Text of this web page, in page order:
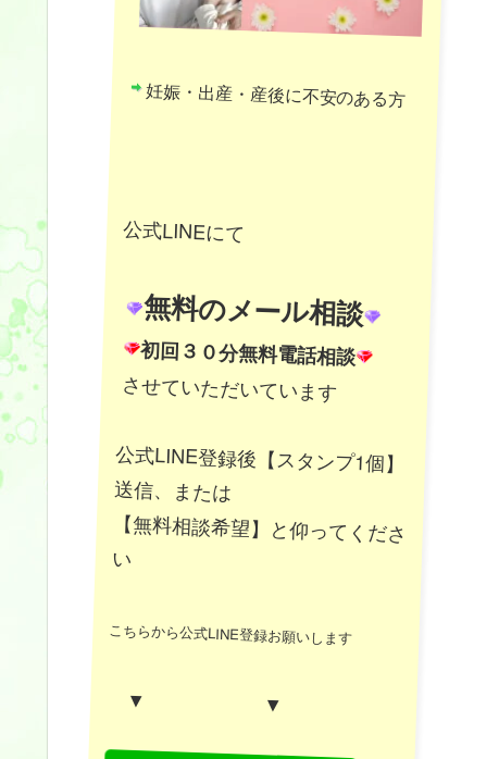
妊娠・出産・産後に不安のある方
公式LINEにて
無料のメール相談
初回３０分無料電話相談
させていただいています
公式LINE登録後【スタンプ1個】
送信、または
【無料相談希望】と仰ってくださ
い
こちらから公式LINE登録お願いします
▼ ▼